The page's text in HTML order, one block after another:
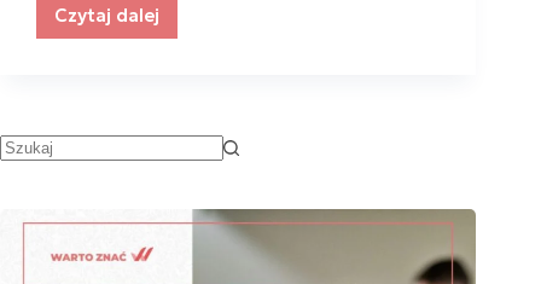
Czytaj dalej
Jestem
rozmowa
na
i
influencer